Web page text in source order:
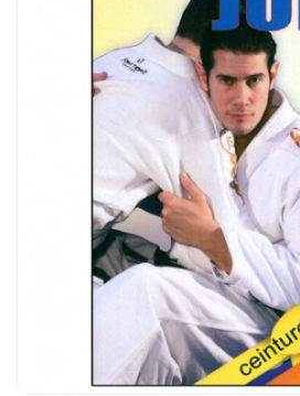
Protections
Cible de frappe
Condition physique
Accessoires
Tatamis
Décoration